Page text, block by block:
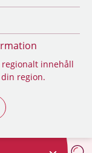
innehåll
region.